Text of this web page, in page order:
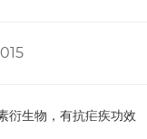
衍生物，有抗疟疾功效